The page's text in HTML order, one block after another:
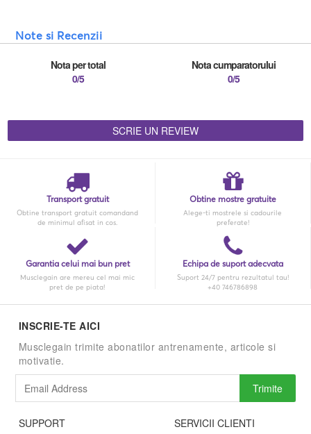
Note si Recenzii
Nota per total
0/5
Nota cumparatorului
0/5
SCRIE UN REVIEW
Transport gratuit
Obtine transport gratuit comandand
de minimul afisat in cos.
Obtine mostre gratuite
Alege-ti mostrele si cadourile
preferate!
Garantia celui mai bun pret
Musclegain are mereu cel mai mic
pret de pe piata!
Echipa de suport adecvata
Suport 24/7 pentru rezultatul tau!
+40 746786898
INSCRIE-TE AICI
Musclegain trimite abonatilor antrenamente, articole si
motivatie.
Trimite
SUPPORT SERVICII CLIENTI